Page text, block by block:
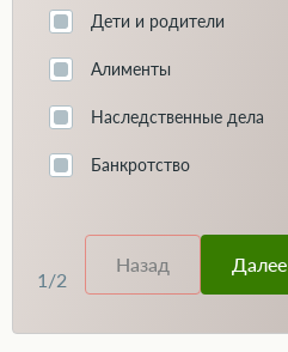
1 /2
Дети и родители
Алименты
Наследственные дела
Банкротство
Назад Далее